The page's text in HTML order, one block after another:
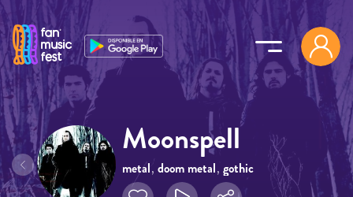
Pasar al contenido principal
Moonspell
metal, doom metal, gothic
metal